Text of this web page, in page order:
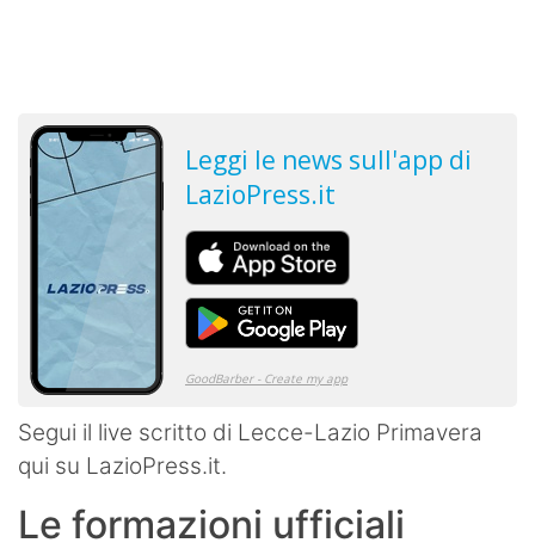
Segui il live scritto di Lecce-Lazio Primavera
qui su LazioPress.it.
Le formazioni ufficiali